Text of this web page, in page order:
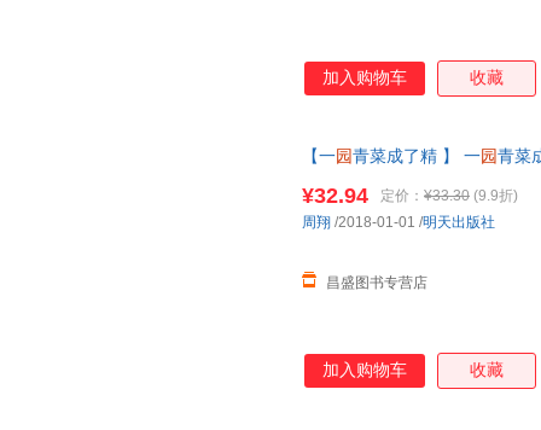
加入购物车 收藏
【一园 青菜成了精 】 一园 青菜
¥32.94 定价： ¥33.30 (9.9折)
昌盛图书专营店
周翔 /2018-01-01 /明天出版社
加入购物车 收藏